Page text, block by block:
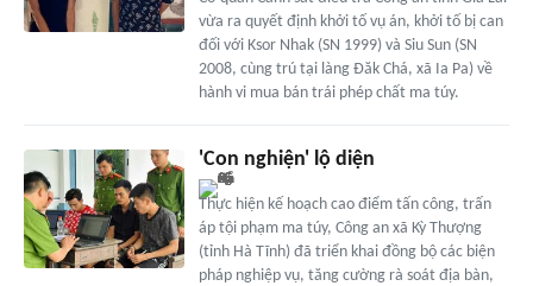
vừa ra quyết định khởi tố vụ án, khởi tố bị can
đối với Ksor Nhak (SN 1999) và Siu Sun (SN
2008, cùng trú tại làng Đăk Chá, xã Ia Pa) về
hành vi mua bán trái phép chất ma túy.
'Con nghiện' lộ diện
Thực hiện kế hoạch cao điểm tấn công, trấn
áp tội phạm ma túy, Công an xã Kỳ Thượng
(tỉnh Hà Tĩnh) đã triển khai đồng bộ các biện
pháp nghiệp vụ, tăng cường rà soát địa bàn,